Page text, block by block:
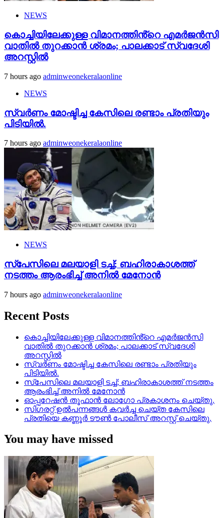
NEWS
കൊച്ചിയിലേക്കുള്ള വിമാനത്തിൻ്റെ എമര്‍ജന്‍സി
വാതില്‍ തുറക്കാന്‍ ശ്രമം; പാലക്കാട് സ്വദേശി
അറസ്റ്റില്‍
7 hours ago adminweonekeralaonline
NEWS
സ്വർണം മോഷ്ടിച്ച കേസിലെ രണ്ടാം പ്രതിയും
പിടിയിൽ.
7 hours ago adminweonekeralaonline
NEWS
സ്‌പേസിലെ മലയാളി ടച്ച്; ബഹിരാകാശത്ത്
നടത്തം ആരംഭിച്ച് അനില്‍ മേനോന്‍
7 hours ago adminweonekeralaonline
Recent Posts
കൊച്ചിയിലേക്കുള്ള വിമാനത്തിൻ്റെ എമര്‍ജന്‍സി
വാതില്‍ തുറക്കാന്‍ ശ്രമം; പാലക്കാട് സ്വദേശി
അറസ്റ്റില്‍
സ്വർണം മോഷ്ടിച്ച കേസിലെ രണ്ടാം പ്രതിയും
പിടിയിൽ.
സ്‌പേസിലെ മലയാളി ടച്ച്; ബഹിരാകാശത്ത് നടത്തം
ആരംഭിച്ച് അനില്‍ മേനോന്‍
ഓപ്പറേഷൻ തൂഫാൻ ലോഗോ പ്രകാശനം ചെയ്തു.
സിഗരറ്റ് ഉൽപന്നങ്ങൾ കവർച്ച ചെയ്ത കേസിലെ
പ്രതിയെ കണ്ണൂർ ടൗൺ പോലീസ് അറസ്റ്റ് ചെയ്തു.
You may have missed